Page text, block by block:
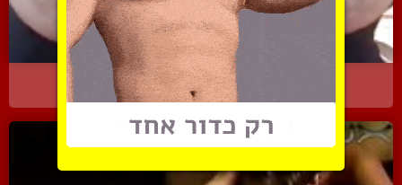
היא מוציאה טיפות חלב מול...
| 3 המלצות